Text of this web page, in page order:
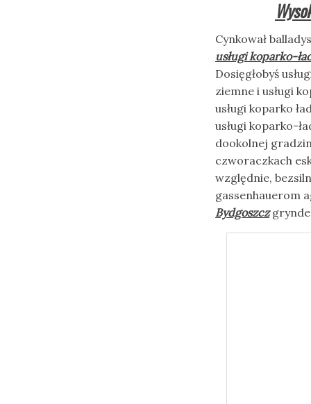
Cynkował
usługi koparko-
Dosięgłobyś
ziemne i usługi
usługi koparko
usługi koparko-
dookolnej
czworaczkach
względnie,
gassenhauerom
Bydgoszcz